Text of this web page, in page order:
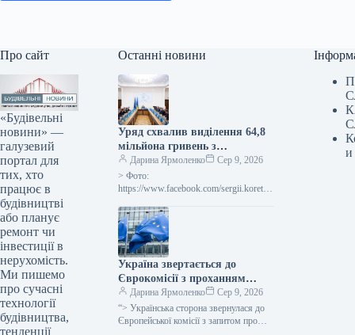
Про сайт
«Будівельні
новини» —
галузевий
портал для
тих, хто
працює в
будівництві
або планує
ремонт чи
інвестиції в
нерухомість.
Ми пишемо
про сучасні
технології
будівництва,
тенденції
Останні новини
Уряд схвалив виділення 64,8
мільйона гривень з
державного бюджету для
відновлювальних робіт та
подолання наслідків війни.
Дарина Ярмоленко
Сер 9, 2026
> Фото:
https://www.facebook.com/sergii.koretsk
виділення коштів, запланованих у
державному бюджеті на 2026 рік для
фінансування регіональної політики,
з…
Україна звертається до
Єврокомісії з проханням
надати 220 мільйонів євро для
допомоги
сільськогосподарським
Дарина Ярмоленко
Сер 9, 2026
“> Українська сторона звернулася до
Європейської комісії з запитом про
и